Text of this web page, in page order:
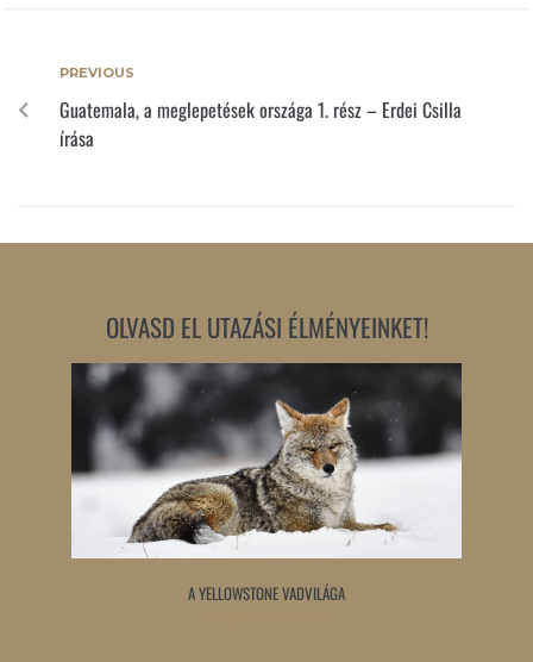
PREVIOUS
Guatemala, a meglepetések országa 1. rész – Erdei Csilla
írása
OLVASD EL UTAZÁSI ÉLMÉNYEINKET!
A YELLOWSTONE VADVILÁGA